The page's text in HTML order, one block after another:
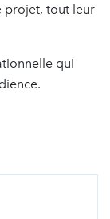
projet, tout leur
qui